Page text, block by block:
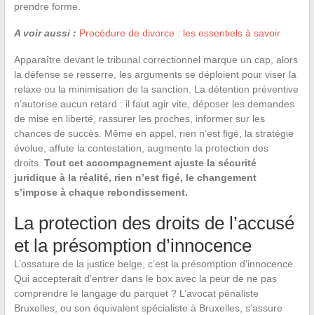
prendre forme.
A voir aussi : Procédure de divorce : les essentiels à savoir
Apparaître devant le tribunal correctionnel marque un cap, alors
la défense se resserre, les arguments se déploient pour viser la
relaxe ou la minimisation de la sanction. La détention préventive
n’autorise aucun retard : il faut agir vite, déposer les demandes
de mise en liberté, rassurer les proches, informer sur les
chances de succès. Même en appel, rien n’est figé, la stratégie
évolue, affute la contestation, augmente la protection des
droits. Tout cet accompagnement ajuste la sécurité
juridique à la réalité, rien n’est figé, le changement
s’impose à chaque rebondissement.
La protection des droits de l’accusé
et la présomption d’innocence
L’ossature de la justice belge, c’est la présomption d’innocence.
Qui accepterait d’entrer dans le box avec la peur de ne pas
comprendre le langage du parquet ? L’avocat pénaliste
Bruxelles, ou son équivalent spécialiste à Bruxelles, s’assure